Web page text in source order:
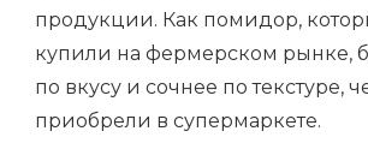
продукции. Как помидор,
купили на фермерском рынке,
по вкусу и сочнее по текстуре,
приобрели в супермаркете.